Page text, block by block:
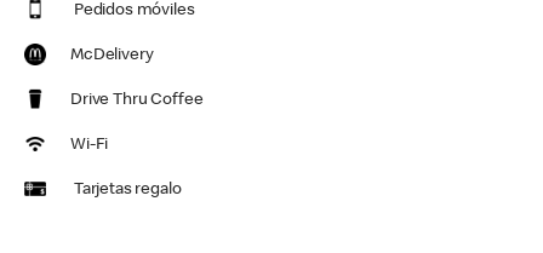
Pedidos móviles
McDelivery
Drive Thru Coffee
Wi-Fi
Tarjetas regalo